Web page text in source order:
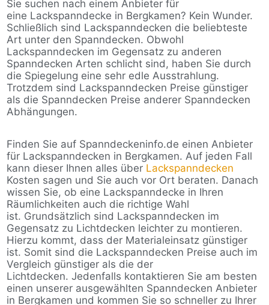
Sie suchen nach einem Anbieter für
eine Lackspanndecke in Bergkamen? Kein Wunder.
Schließlich sind Lackspanndecken die beliebteste
Art unter den Spanndecken. Obwohl
Lackspanndecken im Gegensatz zu anderen
Spanndecken Arten schlicht sind, haben Sie durch
die Spiegelung eine sehr edle Ausstrahlung.
Trotzdem sind Lackspanndecken Preise günstiger
als die Spanndecken Preise anderer Spanndecken
Abhängungen.
Finden Sie auf Spanndeckeninfo.de einen Anbieter
für Lackspanndecken in Bergkamen. Auf jeden Fall
kann dieser Ihnen alles über Lackspanndecken
Kosten sagen und Sie auch vor Ort beraten. Danach
wissen Sie, ob eine Lackspanndecke in Ihren
Räumlichkeiten auch die richtige Wahl
ist. Grundsätzlich sind Lackspanndecken im
Gegensatz zu Lichtdecken leichter zu montieren.
Hierzu kommt, dass der Materialeinsatz günstiger
ist. Somit sind die Lackspanndecken Preise auch im
Vergleich günstiger als die der
Lichtdecken. Jedenfalls kontaktieren Sie am besten
einen unserer ausgewählten Spanndecken Anbieter
in Bergkamen und kommen Sie so schneller zu Ihrer